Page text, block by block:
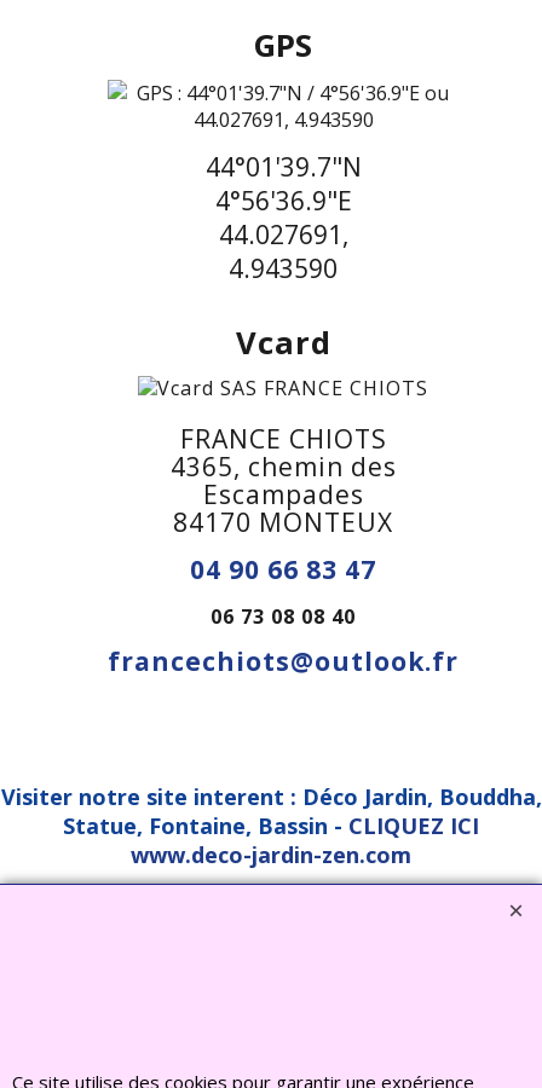
GPS
44°01'39.7"N
4°56'36.9"E
44.027691,
4.943590
Vcard
FRANCE CHIOTS
4365, chemin des
Escampades
84170 MONTEUX
04 90 66 83 47
06 73 08 08 40
francechiots@outlook.fr
Visiter notre site interent : Déco Jardin, Bouddha,
Statue, Fontaine, Bassin - CLIQUEZ ICI
www.deco-jardin-zen.com
Ce site utilise des cookies pour garantir une expérience